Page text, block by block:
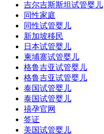
吉尔吉斯斯坦试管婴儿
同性家庭
同性试管婴儿
新加坡移民
日本试管婴儿
柬埔寨试管婴儿
格鲁吉亚试管婴儿
格鲁吉亚试管婴儿
泰国试管婴儿
泰国试管婴儿
禧孕官网
签证
美国试管婴儿